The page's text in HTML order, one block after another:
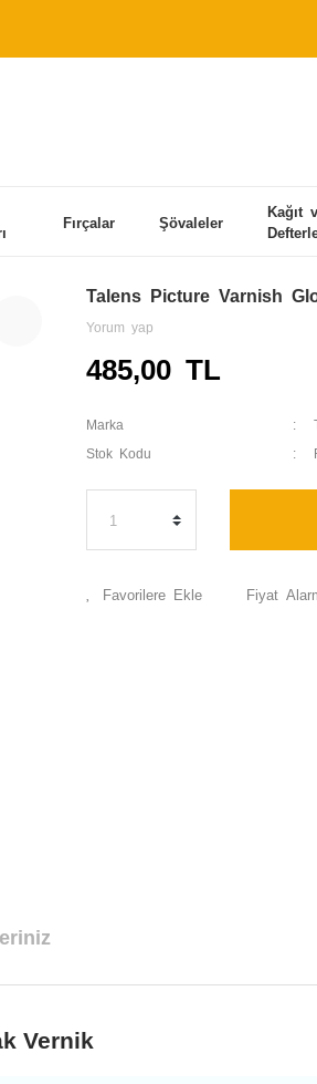
Fırçalar Şövaleler
Kağıt
Talens Picture Varnish
Yorum yap
485,00 TL
Marka
Stok Kodu
Fiyat
Vernik